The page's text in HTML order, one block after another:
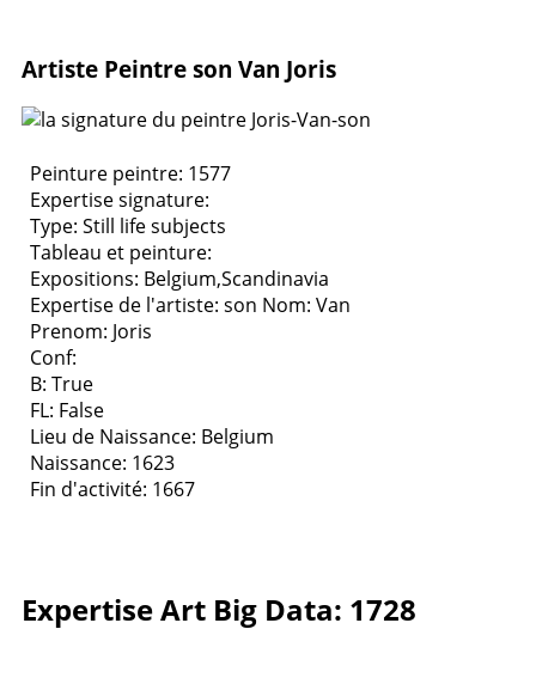
Artiste Peintre son Van Joris
Peinture peintre: 1577
Expertise signature:
Type: Still life subjects
Tableau et peinture:
Expositions: Belgium,Scandinavia
Expertise de l'artiste: son Nom: Van
Prenom: Joris
Conf:
B: True
FL: False
Lieu de Naissance: Belgium
Naissance: 1623
Fin d'activité: 1667
Expertise Art Big Data: 1728